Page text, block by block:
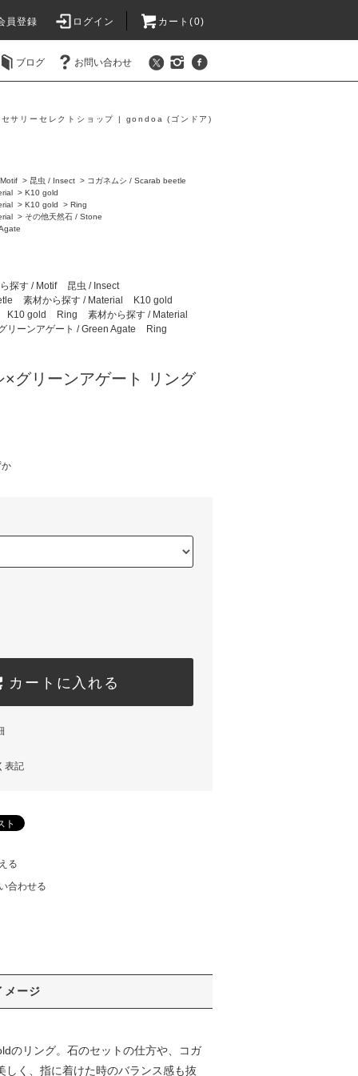
員登録 ログイン カート(0)
ブログ お問い合わせ
セサリーセレクトショップ | gondoa (ゴンドア)
> 昆虫 / Insect > コガネムシ / Scarab beetle
> K10 gold
> K10 gold > Ring
> その他天然石 / Stone
探す / Motif
昆虫 / Insect
素材から探す / Material
K10 gold
K10 gold
Ring
素材から探す / Material
リーンアゲート / Green Agate
Ring
×グリーンアゲート リング
カートに入れる
表記
る
合わせる
メージ
のリング。石のセットの仕方や、コガ
く、指に着けた時のバランス感も抜